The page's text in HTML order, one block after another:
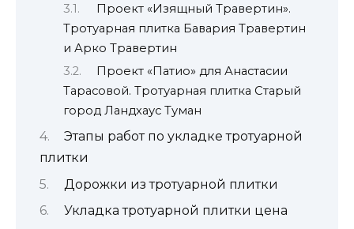
Проект «Изящный Травертин».
Тротуарная плитка Бавария Травертин
и Арко Травертин
Проект «Патио» для Анастасии
Тарасовой. Тротуарная плитка Старый
город Ландхаус Туман
Этапы работ по укладке тротуарной
плитки
Дорожки из тротуарной плитки
Укладка тротуарной плитки цена